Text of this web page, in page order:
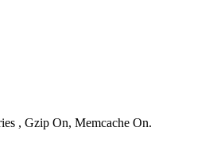
, Gzip On, Memcache On.